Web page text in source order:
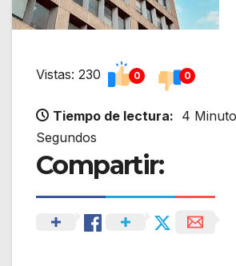
Vistas: 230 0 0
Tiempo de lectura: 4
Segundos
Compartir: